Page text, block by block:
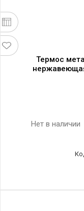
Термос
Нет в наличии